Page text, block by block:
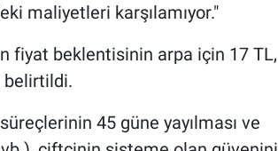
maliyetleri karşılamıyor."
fiyat beklentisinin arpa için 17 TL,
belirtildi.
45 güne yayılması ve